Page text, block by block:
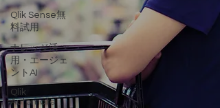
Qlik Sense無
料試用
ナレッジ活
用・エージェ
ントAI
Qlik
Automate